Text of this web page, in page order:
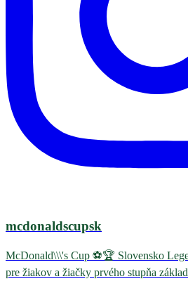
mcdonaldscupsk
McDonald\\\'s Cup ⚽️🏆 Slovensko
pre žiakov a žiačky prvého stupňa